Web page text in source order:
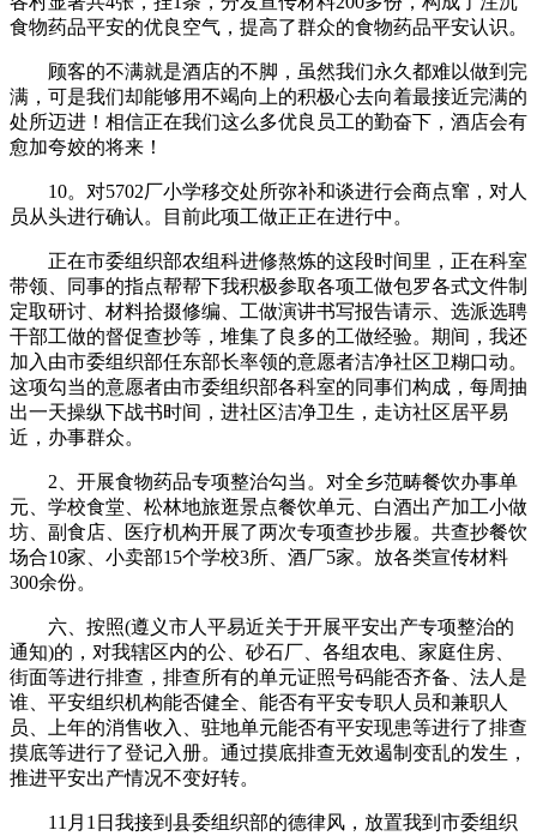
食物药品平安的优良空气，提高了群众的食物药品平安认识。
顾客的不满就是酒店的不脚，虽然我们永久都难以做到完
满，可是我们却能够用不竭向上的积极心去向着最接近完满的
处所迈进！相信正在我们这么多优良员工的勤奋下，酒店会有
愈加夸姣的将来！
10。对5702厂小学移交处所弥补和谈进行会商点窜，对人
员从头进行确认。目前此项工做正正在进行中。
正在市委组织部农组科进修熬炼的这段时间里，正在科室
带领、同事的指点帮帮下我积极参取各项工做包罗各式文件制
定取研讨、材料拾掇修编、工做演讲书写报告请示、选派选聘
干部工做的督促查抄等，堆集了良多的工做经验。期间，我还
加入由市委组织部任东部长率领的意愿者洁净社区卫糊口动。
这项勾当的意愿者由市委组织部各科室的同事们构成，每周抽
出一天操纵下战书时间，进社区洁净卫生，走访社区居平易
近，办事群众。
2、开展食物药品专项整治勾当。对全乡范畴餐饮办事单
元、学校食堂、松林地旅逛景点餐饮单元、白酒出产加工小做
坊、副食店、医疗机构开展了两次专项查抄步履。共查抄餐饮
场合10家、小卖部15个学校3所、酒厂5家。放各类宣传材料
300余份。
六、按照(遵义市人平易近关于开展平安出产专项整治的
通知)的，对我辖区内的公、砂石厂、各组农电、家庭住房、
街面等进行排查，排查所有的单元证照号码能否齐备、法人是
谁、平安组织机构能否健全、能否有平安专职人员和兼职人
员、上年的消售收入、驻地单元能否有平安现患等进行了排查
摸底等进行了登记入册。通过摸底排查无效遏制变乱的发生，
推进平安出产情况不变好转。
11月1日我接到县委组织部的德律风，放置我到市委组织